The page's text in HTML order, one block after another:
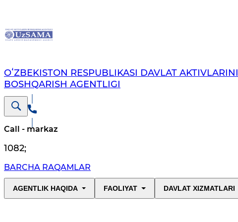
OʻZBEKISTON RESPUBLIKASI DAVLAT AKTIVLARINI
BOSHQARISH AGENTLIGI
Call - markaz
1082;
BARCHA RAQAMLAR
AGENTLIK HAQIDA FAOLIYAT DAVLAT XIZMATLARI